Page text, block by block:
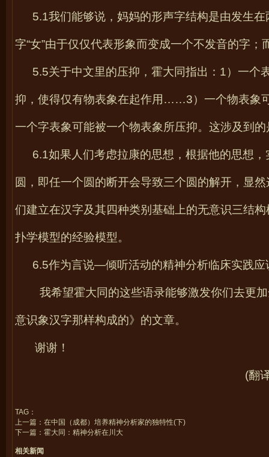
5.1我们能够说，妈妈的形声字结构是由发生
字“女”由于仅仅代表形象而变成一个不发音的字
5.5关于中文里的压抑，霍大同指出： 1）一个
抑，使得仅有物表象在起作用……3）一个物表象
一个字表象可能被一个物表象所压抑。这涉及到
6.1如果人们考虑拉康的思想，根据他的思想
圆，即任一个圆的断开会导致三个圆的解开，显
们建立在汉字及其四种类别基础上的无意识三结
扑学模型的经验模型。
6.5作为言说—倾听活动的精神分析临床实践
我希望霍大同的这些语录能够激发你们去更
意识象汉字那样构成的》的文章。
谢谢！
(翻
TAG：
上一篇： 在中国（成都）培养精神分析家的独特性(下)
下一篇： 霍大同：精神分析在川大
相关新闻